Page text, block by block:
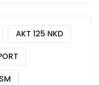
AKT 125 NKD